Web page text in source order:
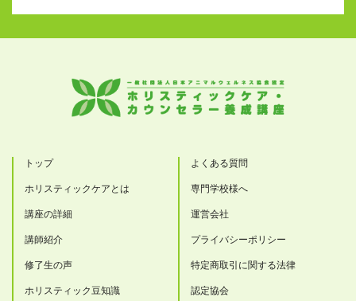
トップ
ホリスティックケアとは
講座の詳細
講師紹介
修了生の声
ホリスティック豆知識
よくある質問
専門学校様へ
運営会社
プライバシーポリシー
特定商取引に関する法律
認定協会